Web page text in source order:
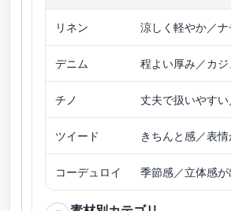
リネン 涼しく軽やか／ナ
デニム 程よい厚み／カジ
チノ 丈夫で扱いやす
ツイード きちんと感／表
コーデュロイ 季節感／立体感が